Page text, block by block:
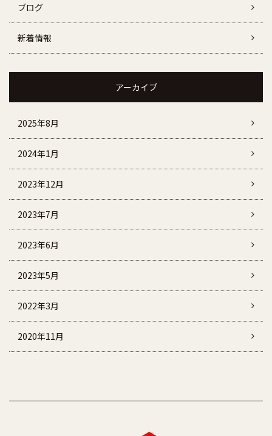
ブログ
新着情報
アーカイブ
2025年8月
2024年1月
2023年12月
2023年7月
2023年6月
2023年5月
2022年3月
2020年11月